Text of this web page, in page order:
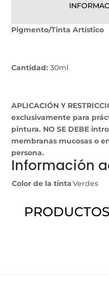
cantidad
Pigmento/Tinta Artístico
Cantidad: 30ml
APLICACIÓN Y
exclusivamente para
pintura. NO SE DEBE
membranas mucosas o
persona.
Información
Color de la tintaVerdes